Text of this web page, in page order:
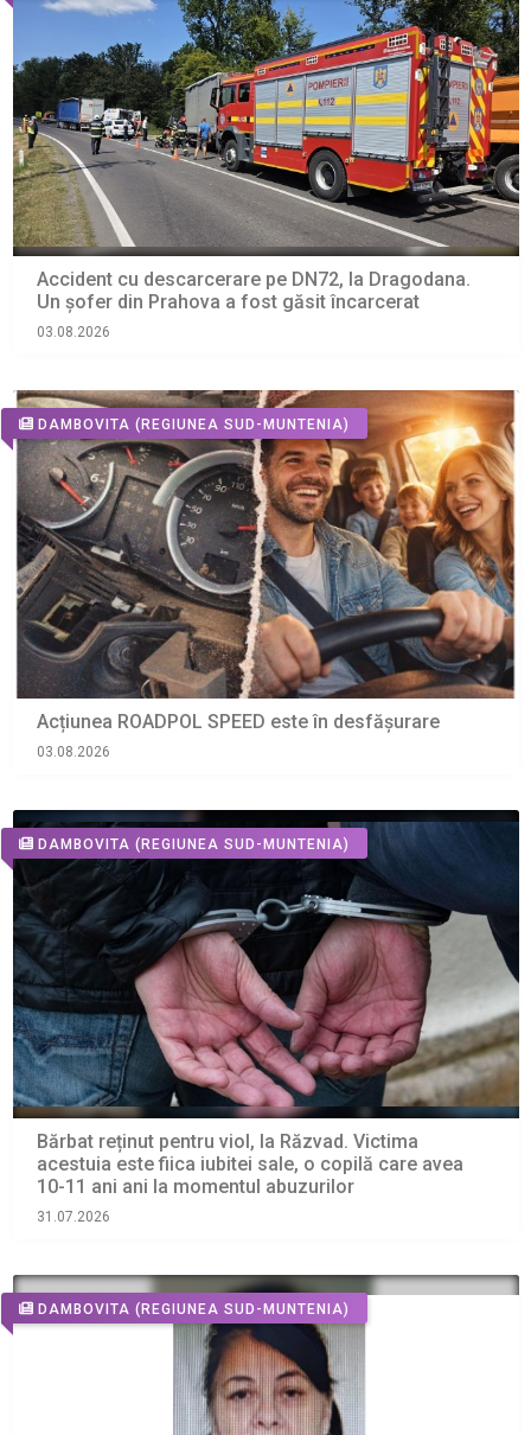
Accident cu descarcerare pe DN72, la Dragodana.
Un șofer din Prahova a fost găsit încarcerat
03.08.2026
DAMBOVITA (REGIUNEA SUD-MUNTENIA)
Acțiunea ROADPOL SPEED este în desfășurare
03.08.2026
DAMBOVITA (REGIUNEA SUD-MUNTENIA)
Bărbat reținut pentru viol, la Răzvad. Victima
acestuia este fiica iubitei sale, o copilă care avea
10-11 ani ani la momentul abuzurilor
31.07.2026
DAMBOVITA (REGIUNEA SUD-MUNTENIA)